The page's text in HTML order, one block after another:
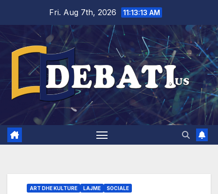
content
Fri. Aug 7th, 2026 11:13:14 AM
ART DHE KULTURE LAJME SOCIALE